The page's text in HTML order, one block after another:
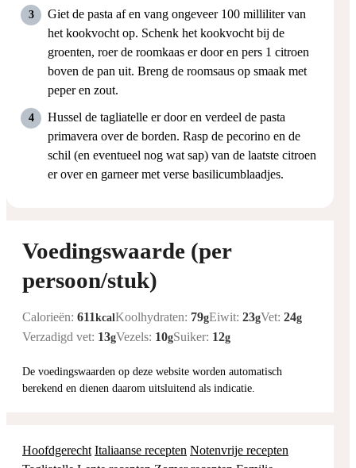
Giet de pasta af en vang ongeveer 100 milliliter van
het kookvocht op. Schenk het kookvocht bij de
groenten, roer de roomkaas er door en pers 1 citroen
boven de pan uit. Breng de roomsaus op smaak met
peper en zout.
Hussel de tagliatelle er door en verdeel de pasta
primavera over de borden. Rasp de pecorino en de
schil (en eventueel nog wat sap) van de laatste citroen
er over en garneer met verse basilicumblaadjes.
Voedingswaarde (per
persoon/stuk)
Calorieën: 611kcal Koolhydraten: 79gEiwit: 23gVet: 24g
Verzadigd vet: 13gVezels: 10gSuiker: 12g
De voedingswaarden op deze website worden automatisch
berekend en dienen daarom uitsluitend als indicatie.
Hoofdgerecht Italiaanse recepten Notenvrije recepten